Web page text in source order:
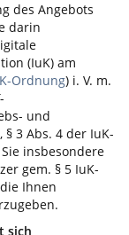
des Angebots
darin
(IuK) am
Ordnung) i. V. m.
und
§ 3 Abs. 4 der IuK-
insbesondere
gem. § 5 IuK-
Ihnen
sich